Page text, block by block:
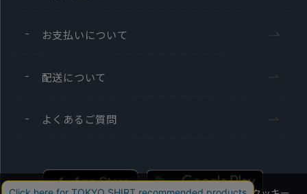
お支払いについて
配送について
よくあるご質問